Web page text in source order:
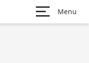
Menu